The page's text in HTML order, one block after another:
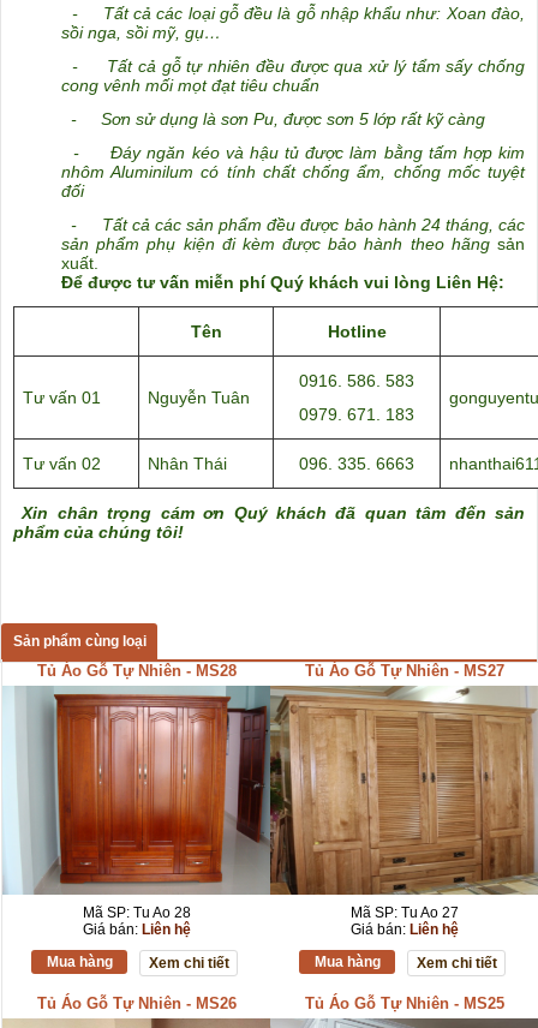
- Tất cả các loại gỗ đều là gỗ nhập khẩu như: Xoan đào,
sồi nga, sồi mỹ, gụ…
- Tất cả gỗ tự nhiên đều được qua xử lý tẩm sấy chống
cong vênh mối mọt đạt tiêu chuẩn
- Sơn sử dụng là sơn Pu, được sơn 5 lớp rất kỹ càng
- Đáy ngăn kéo và hậu tủ được làm bằng tấm hợp kim
nhôm Aluminilum có tính chất chống ẩm, chống mốc tuyệt
đối
- Tất cả các sản phẩm đều được bảo hành 24 tháng, các
sản phẩm phụ kiện đi kèm được bảo hành theo hãngsản
xuất.
Để được tư vấn miễn phí Quý khách vui lòng Liên Hệ:
Tên Hotline
Tư vấn 01 Nguyễn Tuân
0916. 586. 583
0979. 671. 183
Tư vấn 02 Nhân Thái 096. 335. 6663
Xin chân trọng cám ơn Quý khách đã quan tâm đến sản
phẩm của chúng tôi!
Sản phẩm cùng loại
Tủ Áo Gỗ Tự Nhiên - MS28
Mã SP: Tu Ao 28
Giá bán: Liên hệ
Mua hàng
Xem chi tiết
Tủ Áo Gỗ Tự Nhiên - MS27
Mã SP: Tu Ao 27
Giá bán: Liên hệ
Mua hàng
Xem chi tiết
Tủ Áo Gỗ Tự Nhiên - MS26 Tủ Áo Gỗ Tự Nhiên - MS25